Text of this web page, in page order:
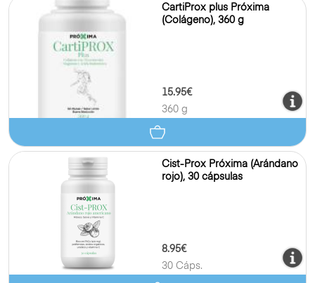
CartiProx plus Próxima
(Colágeno), 360 g
15.95€
360 g
Cist-Prox Próxima (Arándano
rojo), 30 cápsulas
8.95€
30 Cáps.